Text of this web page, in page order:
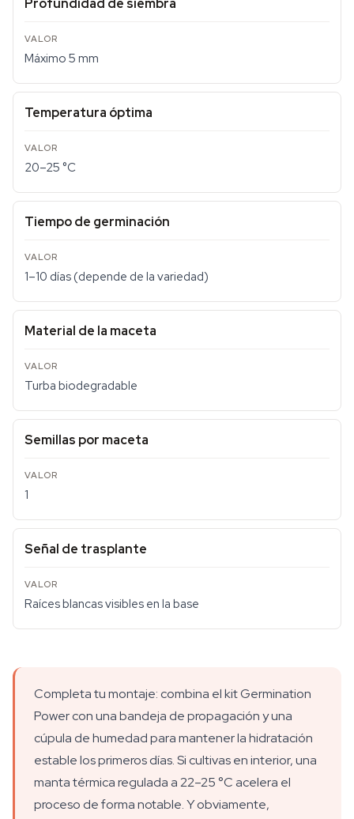
Profundidad de siembra
Máximo 5 mm
Temperatura óptima
20–25 °C
Tiempo de germinación
1–10 días (depende de la variedad)
Material de la maceta
Turba biodegradable
Semillas por maceta
1
Señal de trasplante
Raíces blancas visibles en la base
Completa tu montaje: combina el kit Germination
Power con una bandeja de propagación y una
cúpula de humedad para mantener la hidratación
estable los primeros días. Si cultivas en interior, una
manta térmica regulada a 22–25 °C acelera el
proceso de forma notable. Y obviamente,